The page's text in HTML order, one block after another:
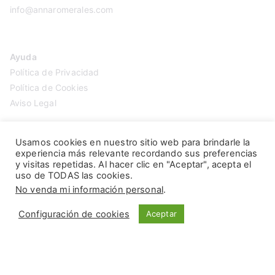
info@annaromerales.com
Ayuda
Política de Privacidad
Política de Cookies
Aviso Legal
Usamos cookies en nuestro sitio web para brindarle la
experiencia más relevante recordando sus preferencias
y visitas repetidas. Al hacer clic en "Aceptar", acepta el
uso de TODAS las cookies.
No venda mi información personal.
Configuración de cookies Aceptar